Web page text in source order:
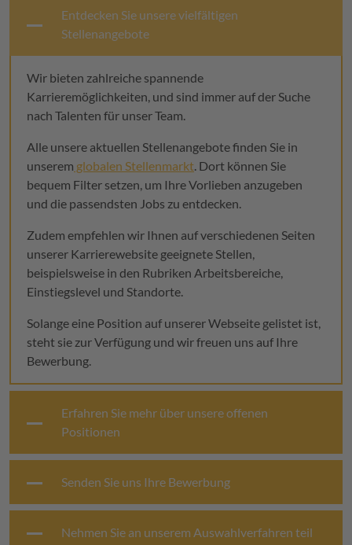
Entdecken Sie unsere vielfältigen
Stellenangebote
Wir bieten zahlreiche spannende
Karrieremöglichkeiten, und sind immer auf der Suche
nach Talenten für unser Team.
Alle unsere aktuellen Stellenangebote finden Sie in
unserem globalen Stellenmarkt Dort können Sie
bequem Filter setzen, um Ihre Vorlieben anzugeben
und die passendsten Jobs zu entdecken.
Zudem empfehlen wir Ihnen auf verschiedenen Seiten
unserer Karrierewebsite geeignete Stellen,
beispielsweise in den Rubriken Arbeitsbereiche,
Einstiegslevel und Standorte.
Solange eine Position auf unserer Webseite gelistet ist,
steht sie zur Verfügung und wir freuen uns auf Ihre
Bewerbung.
Erfahren Sie mehr über unsere offenen
Positionen
Senden Sie uns Ihre Bewerbung
Nehmen Sie an unserem Auswahlverfahren teil